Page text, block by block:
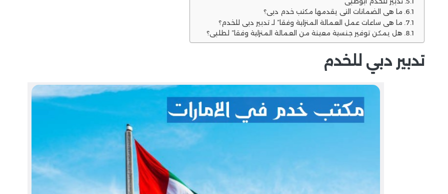
ما هي الضمانات التي يقدمها مكتب خدم دبي؟
ما هي ساعات عمل العمالة المنزلية وفقا” لـ تدبير دبي للخدم؟
هل يمكن توفير جنسية معينة من العمالة المنزلية وفقا” لطلبي؟
تدبير دبي للخدم